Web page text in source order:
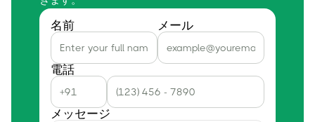
名前 メール
電話
メッセージ